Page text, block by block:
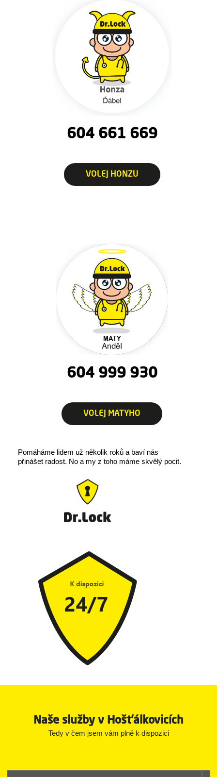
604 661 669
VOLEJ HONZU
604 999 930
VOLEJ MATYHO
Pomáháme lidem už několik roků a baví nás
přinášet radost. No a my z toho máme skvělý pocit.
Naše služby v Hošťálkovicích
Tedy v čem jsem vám plně k dispozici